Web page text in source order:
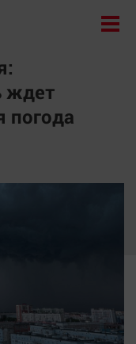
ждет
погода